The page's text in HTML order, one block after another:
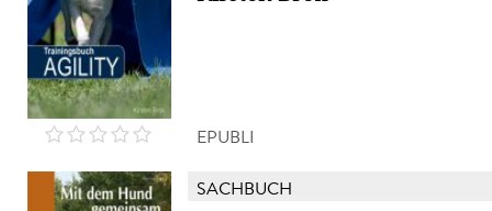
EPUBLI
SACHBUCH